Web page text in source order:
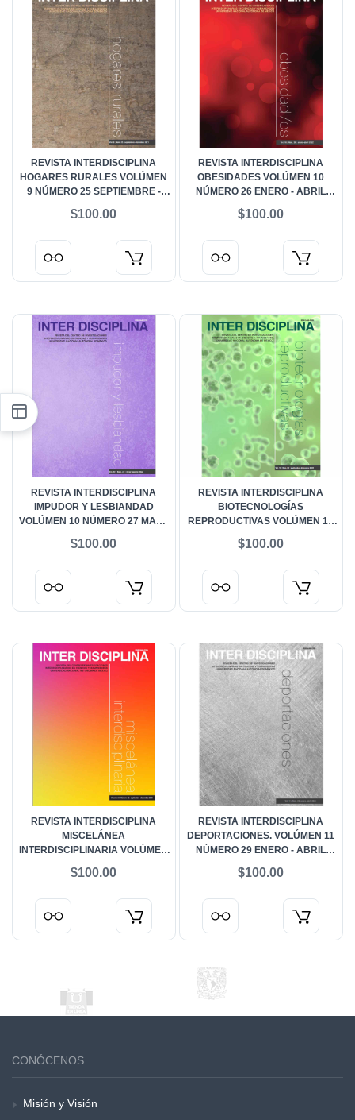
REVISTA INTERDISCIPLINA
HOGARES RURALES VOLÚMEN
9 NÚMERO 25 SEPTIEMBRE -
$100.00
REVISTA INTERDISCIPLINA
OBESIDADES VOLÚMEN 10
NÚMERO 26 ENERO - ABRIL
$100.00
REVISTA INTERDISCIPLINA
IMPUDOR Y LESBIANDAD
VOLÚMEN 10 NÚMERO 27 MAYO
$100.00
REVISTA INTERDISCIPLINA
BIOTECNOLOGÍAS
REPRODUCTIVAS VOLÚMEN 10
DICIEMBRE 2022
$100.00
REVISTA INTERDISCIPLINA
MISCELÁNEA
INTERDISCIPLINARIA VOLÚMEN
DICIEMBRE 2020
$100.00
REVISTA INTERDISCIPLINA
DEPORTACIONES. VOLÚMEN 11
NÚMERO 29 ENERO - ABRIL
$100.00
CONÓCENOS
Misión y Visión